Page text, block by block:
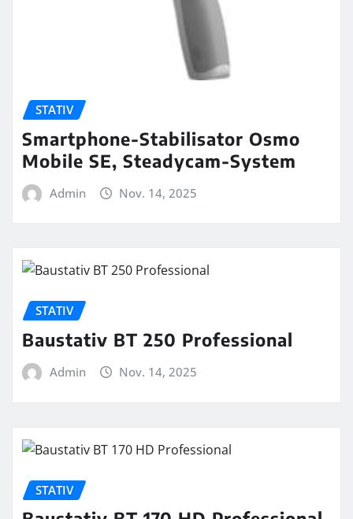
STATIV
Smartphone-Stabilisator Osmo
Mobile SE, Steadycam-System
Admin Nov. 14, 2025
STATIV
Baustativ BT 250 Professional
Admin Nov. 14, 2025
STATIV